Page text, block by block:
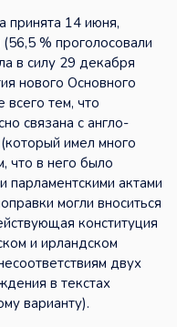
принята 14 июня,
% проголосовали
в силу 29 декабря
нового Основного
тем, что
связана с англо-
имел много
что в него было
парламентскими актами
могли вноситься
конституция
и ирландском
двух
в текстах
варианту).